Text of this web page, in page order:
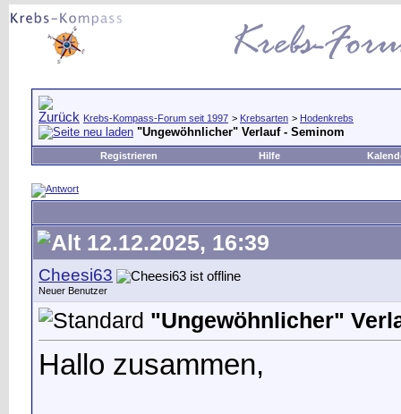
Krebs-Kompass-Forum seit 1997 > Krebsarten > Hodenkrebs
"Ungewöhnlicher" Verlauf - Seminom
Registrieren Hilfe
12.12.2025, 16:39
Cheesi63
Neuer Benutzer
"Ungewöhnlicher"
Hallo zusammen,